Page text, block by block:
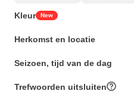
Kleur New
Herkomst en locatie
Seizoen, tijd van de dag
Trefwoorden uitsluiten